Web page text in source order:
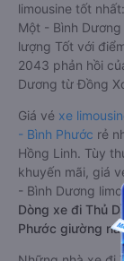
limousine tốt
Một - Bình
lượng Tốt với
2043 phản hồi
Dương từ Đồng
Giá vé xe
- Bình Phước rẻ
Hồng Linh. Tùy
khuyến mãi, giá
- Bình Dương
Dòng xe đi Thủ
Phước giường